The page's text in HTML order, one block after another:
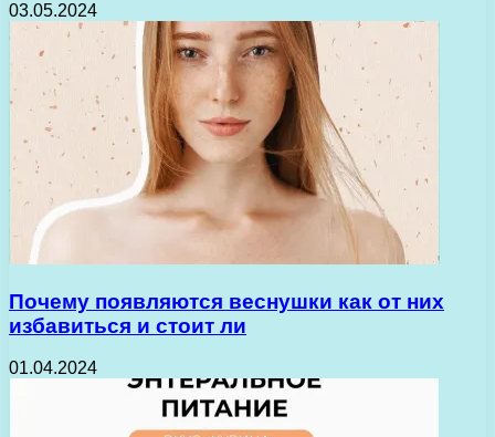
03.05.2024
Почему появляются веснушки как от них
избавиться и стоит ли
01.04.2024